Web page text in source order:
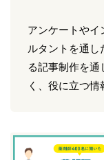
アンケートやイ
ルタントを通し
る記事制作を通
く、役に立つ情